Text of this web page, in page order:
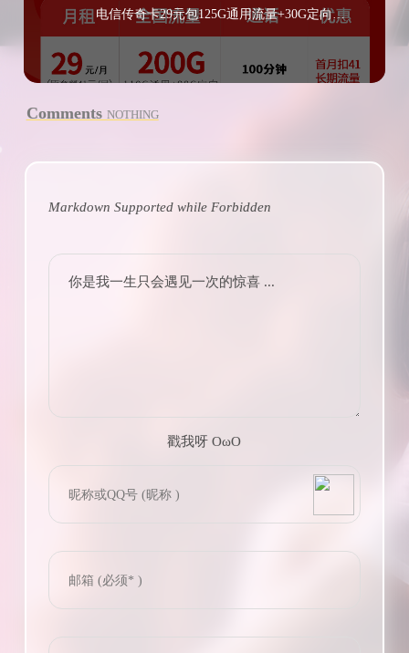
电信传奇卡29元包125G通用流量+30G定向流量+通话0.1元/分钟
Comments NOTHING
Markdown Supported while Forbidden
你是我一生只会遇见一次的惊喜 ...
戳我呀 OωO
Tieba